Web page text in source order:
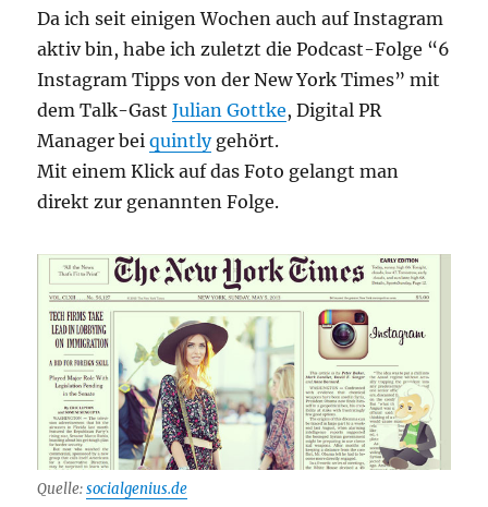
Da ich seit einigen Wochen auch auf Instagram
aktiv bin, habe ich zuletzt die Podcast-Folge “6
Instagram Tipps von der New York Times” mit
dem Talk-GastJulian Gottke, Digital PR
Manager beiquintlygehört.
Mit einem Klick auf das Foto gelangt man
direkt zur genannten Folge.
Quelle:socialgenius.de